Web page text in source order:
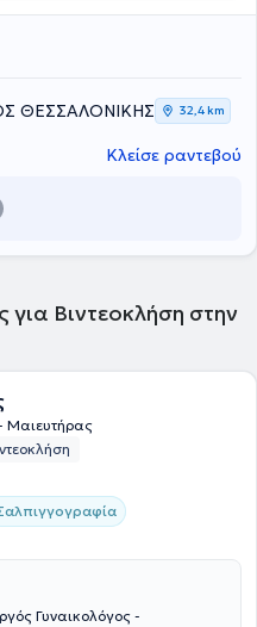
ΘΕΣΣΑΛΟΝΙΚΗΣ 32,4 km
Κλείσε ραντεβού
για Βιντεοκλήση στην
Μαιευτήρας
Γυναικολόγος -